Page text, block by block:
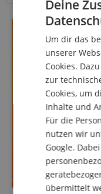
Deine
Um dir das
unserer
Cookies.
zur
Cookies, um
Inhalte und
Für die
nutzen wir
Google.
übermittelt